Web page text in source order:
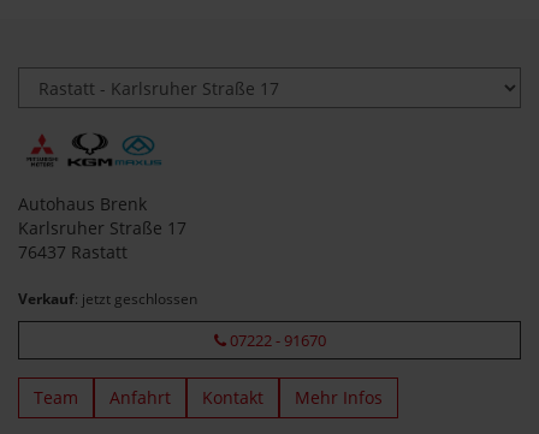
Autohaus Brenk
Karlsruher Straße 17
76437 Rastatt
Verkauf: jetzt geschlossen
07222 - 91670
Team Anfahrt Kontakt Mehr Infos